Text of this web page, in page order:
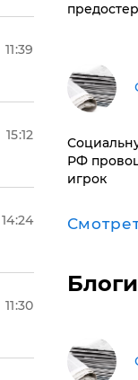
11:39
15:12
14:24
11:30
РФ
игрок
Блоги